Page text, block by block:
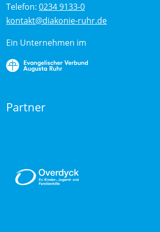
Telefon: 0234 9133-0
kontakt@diakonie-ruhr.de
Ein Unternehmen im
Partner